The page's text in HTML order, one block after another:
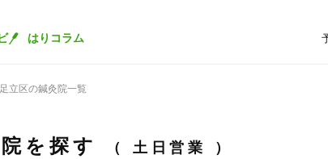
はりコラム
立区の鍼灸院一覧
を探す 土日営業